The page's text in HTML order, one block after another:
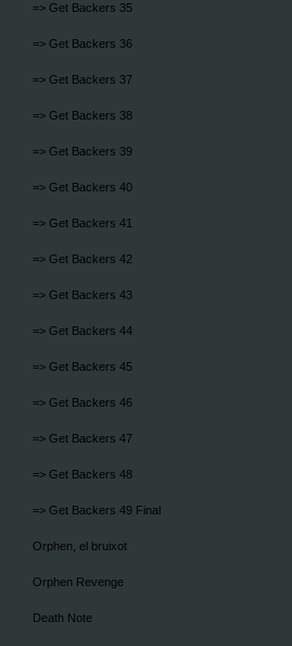
=> Get Backers 35
=> Get Backers 36
=> Get Backers 37
=> Get Backers 38
=> Get Backers 39
=> Get Backers 40
=> Get Backers 41
=> Get Backers 42
=> Get Backers 43
=> Get Backers 44
=> Get Backers 45
=> Get Backers 46
=> Get Backers 47
=> Get Backers 48
=> Get Backers 49 Final
Orphen, el bruixot
Orphen Revenge
Death Note